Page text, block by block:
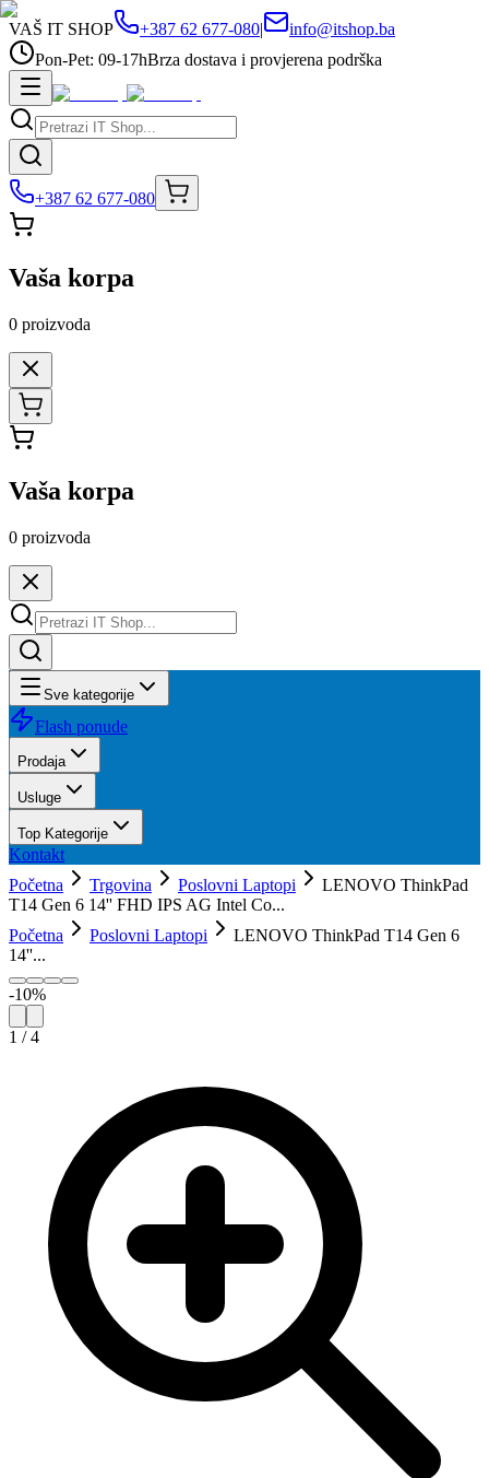
VAŠ IT SHOP +387 62 677-080|
info@itshop.ba
Pon-Pet: 09-17hBrza dostava i provjerena podrška
+387 62 677-080
Vaša korpa
0 proizvoda
Vaša korpa
0 proizvoda
Sve kategorije
Flash ponude
Prodaja
Usluge
Top Kategorije
Kontakt
Početna
Trgovina Poslovni Laptopi
LENOVO ThinkPad
T14 Gen 6 14'' FHD IPS AG Intel Co...
Početna
Poslovni Laptopi
LENOVO ThinkPad T14 Gen 6
14''...
-10%
1 /4